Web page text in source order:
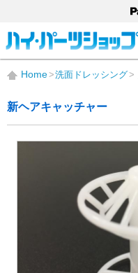
Home 洗面ドレッシング
新ヘアキャッチャー